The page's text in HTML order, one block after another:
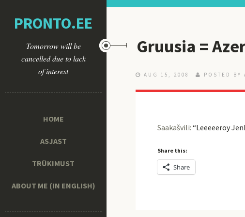
PRONTO.EE
Tomorrow will be
cancelled due to lack
of interest
HOME
ASJAST
TRÜKIMUST
ABOUT ME (IN ENGLISH)
Gruusia =
AUG 15, 2008 POSTED BY
Saakašvili: “Leeeeeroy
Share this:
Share